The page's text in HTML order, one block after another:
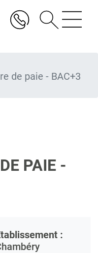
de paie - BAC+3
PAIE -
: